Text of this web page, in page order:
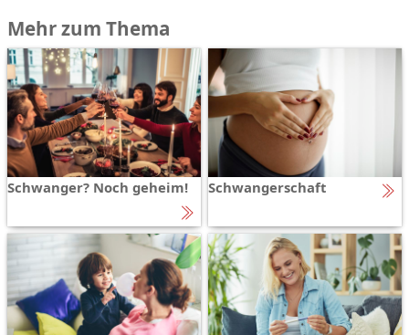
Mehr zum Thema
Schwanger? Noch geheim! Schwangerschaft